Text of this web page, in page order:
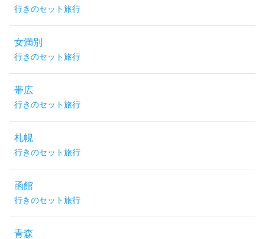
行きのセット旅行
女満別
行きのセット旅行
帯広
行きのセット旅行
札幌
行きのセット旅行
函館
行きのセット旅行
青森